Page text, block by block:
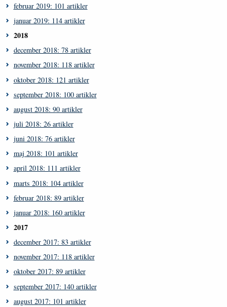
februar 2019: 101 artikler
januar 2019: 114 artikler
2018
december 2018: 78 artikler
november 2018: 118 artikler
oktober 2018: 121 artikler
september 2018: 100 artikler
august 2018: 90 artikler
juli 2018: 26 artikler
juni 2018: 76 artikler
maj 2018: 101 artikler
april 2018: 111 artikler
marts 2018: 104 artikler
februar 2018: 89 artikler
januar 2018: 160 artikler
2017
december 2017: 83 artikler
november 2017: 118 artikler
oktober 2017: 89 artikler
september 2017: 140 artikler
august 2017: 101 artikler